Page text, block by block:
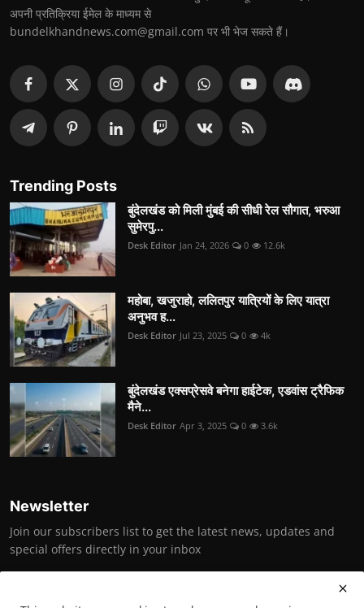
अपनी प्रतिक्रिया ईमेल के माध्यम से
bundelkhandnews.com@gmail.com पर भी भेज सकते हैं।
Trending Posts
बुंदेलखंड को मिली मुंबई की सीधी रेल सौगात, भरुआ
सुमेरपु...
Desk Editor Jan 24, 2026 0 12.6k
महोबा, खजुराहो, ललितपुर यात्रियों के लिए यात्रा
अनुभव ह...
Desk Editor Jul 23, 2025 0 4k
बुंदेलखंड एक्सप्रेसवे बनेगा हाईटेक, एडवांस ट्रैफिक
मैने...
Desk Editor Apr 3, 2025 0 3.6k
Newsletter
Join our subscribers list to get the latest news, updates and
special offers directly in your inbox
Subscribe